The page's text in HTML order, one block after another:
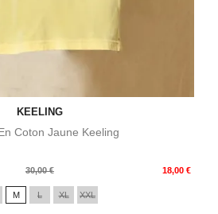
KEELING
Coton Jaune Keeling
30,00 € 18,00 €
M L XL XXL